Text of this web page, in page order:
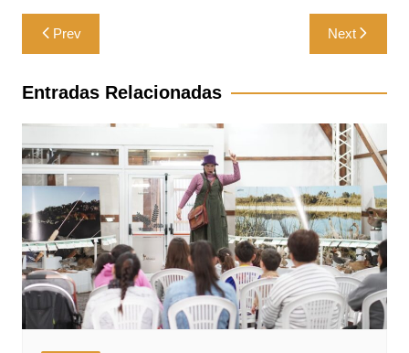
Navegación
de
entradas
Prev Next
Entradas Relacionadas